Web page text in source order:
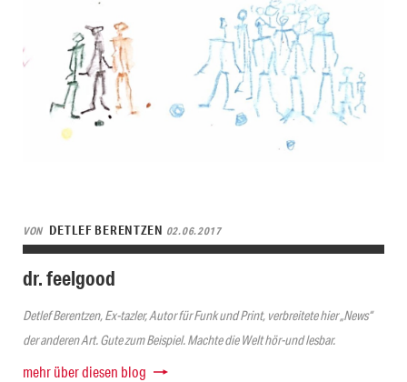
VON DETLEF BERENTZEN 02.06.2017
dr. feelgood
Detlef Berentzen, Ex-tazler, Autor für Funk und Print, verbreitete hier „News“
der anderen Art. Gute zum Beispiel. Machte die Welt hör-und lesbar.
mehr über diesen blog